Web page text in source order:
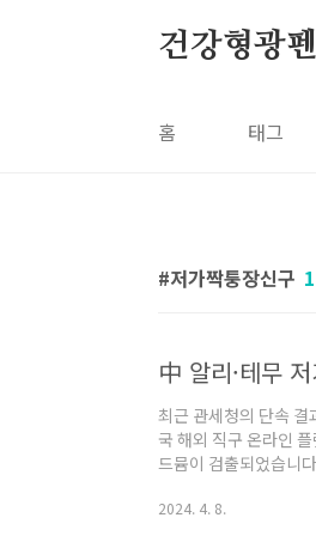
건강형광펜
홈 태그
저가짝퉁장신구 1
최근 관세청의 단속
국 해외 직구 온라인
드뮴이 검출되었습니
더하고 있습니다. 이
2024. 4. 8.